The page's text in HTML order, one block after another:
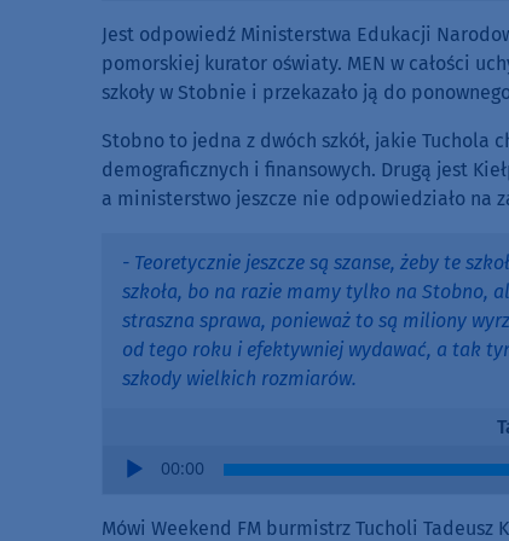
Jest odpowiedź Ministerstwa Edukacji
pomorskiej kurator oświaty. MEN w całości
szkoły w Stobnie i przekazało ją do
Stobno to jedna z dwóch szkół, jakie Tuchola
demograficznych i finansowych. Drugą jest
a ministerstwo jeszcze nie odpowiedziało na
- Teoretycznie jeszcze są szanse, żeby te
szkoła, bo na razie mamy tylko na Stobno,
straszna sprawa, ponieważ to są miliony
od tego roku i efektywniej wydawać, a tak
szkody wielkich rozmiarów.
Audio
00:00
Mówi Weekend FM burmistrz Tucholi Tadeusz